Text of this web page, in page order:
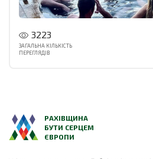
3223
ЗАГАЛЬНА КІЛЬКІСТЬ
ПЕРЕГЛЯДІВ
РАХІВЩИНА
БУТИ СЕРЦЕМ
ЄВРОПИ